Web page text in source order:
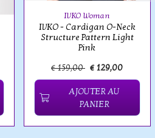
IVKO Woman
IVKO - Cardigan O-Neck
Structure Pattern Light
Pink
€ 159,00 € 129,00
AJOUTER AU
PANIER